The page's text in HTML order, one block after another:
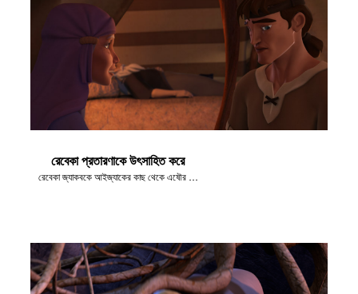
রেবেকা প্রতারণাকে উৎসাহিত করে
রেবেকা জ্যাকবকে আইজ্যাকের কাছ থেকে এষৌর আশীর্বাদ চুরি করতে বলে।